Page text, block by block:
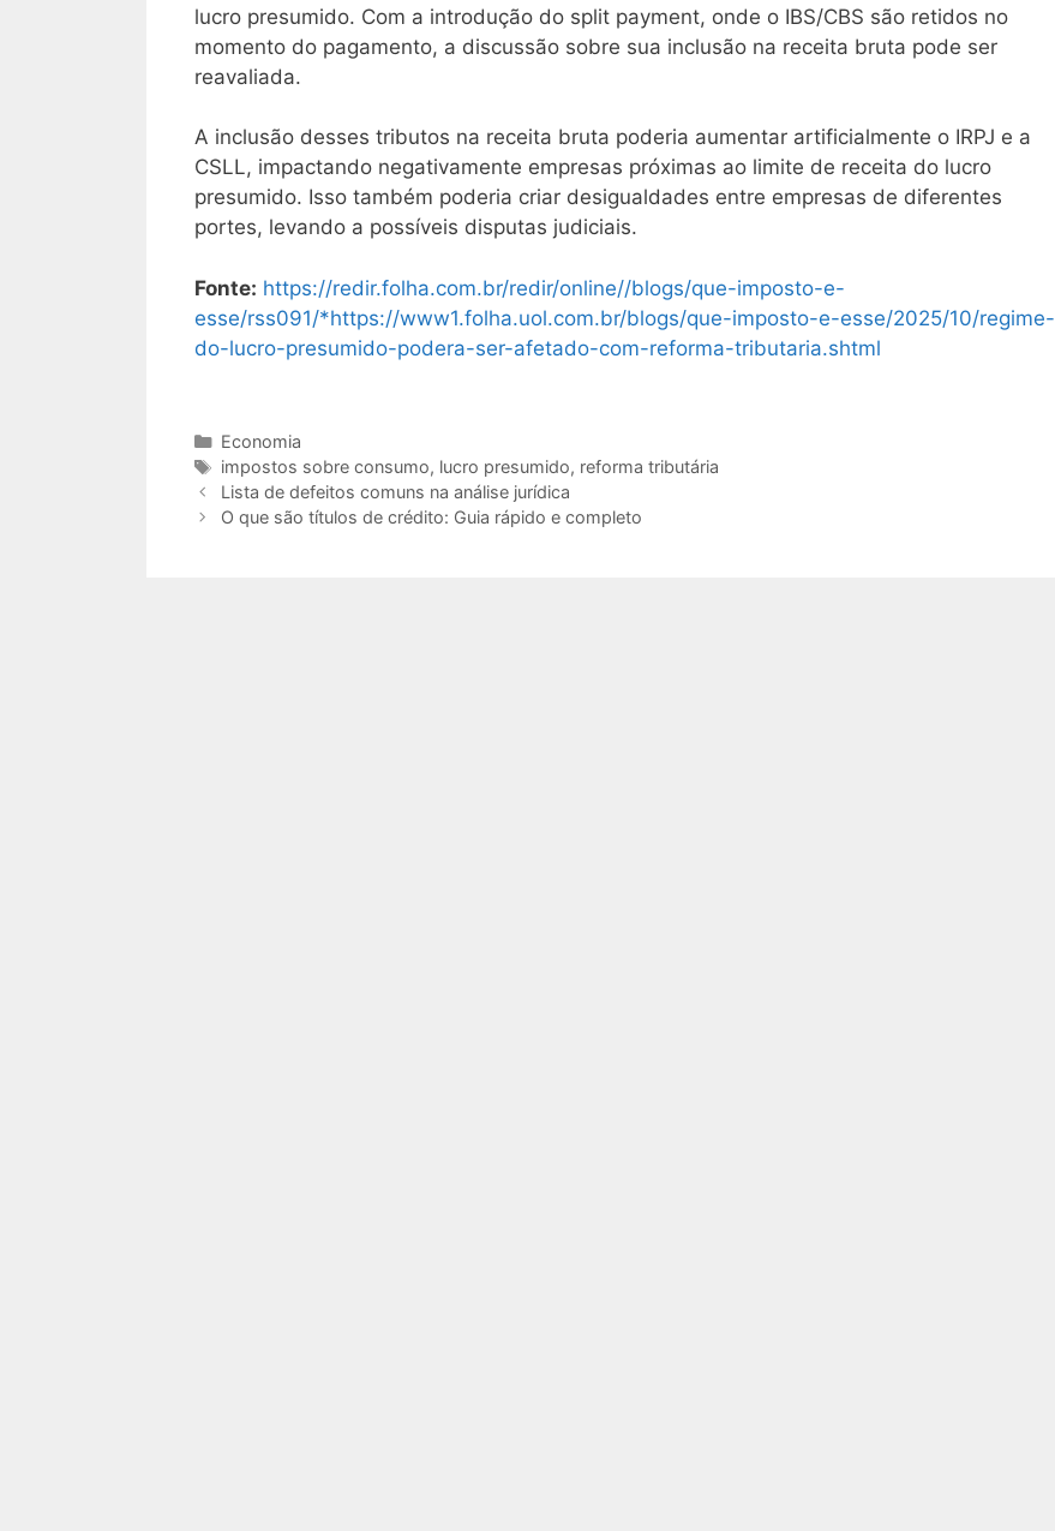
lucro presumido. Com a introdução do split payment, onde o IBS/CBS são retidos no
momento do pagamento, a discussão sobre sua inclusão na receita bruta pode ser
reavaliada.
A inclusão desses tributos na receita bruta poderia aumentar artificialmente o IRPJ e a
CSLL, impactando negativamente empresas próximas ao limite de receita do lucro
presumido. Isso também poderia criar desigualdades entre empresas de diferentes
portes, levando a possíveis disputas judiciais.
Fonte: https://redir.folha.com.br/redir/online//blogs/que-imposto-e-
esse/rss091/*https://www1.folha.uol.com.br/blogs/que-imposto-e-esse/2025/10/regime-
do-lucro-presumido-podera-ser-afetado-com-reforma-tributaria.shtml
Categorias
Economia
Tags
impostos sobre consumo, lucro presumido, reforma tributária
Lista de defeitos comuns na análise jurídica
O que são títulos de crédito: Guia rápido e completo